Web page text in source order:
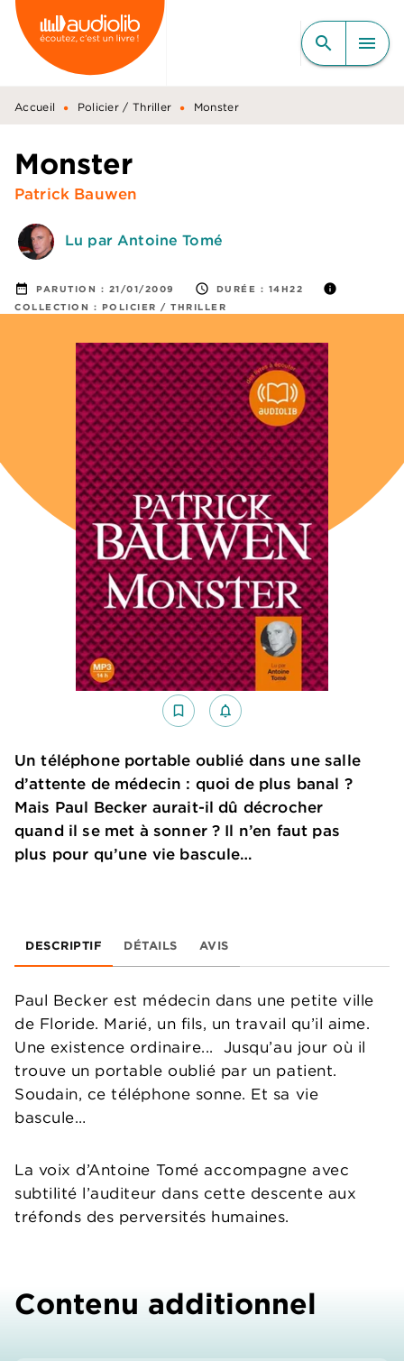
MENU RECHERCHE
CONTENU
PIED DE PAGE
search menu
Accueil • Policier / Thriller • Monster
Monster
Patrick Bauwen
Lu par Antoine Tomé
date_range PARUTION : 21/01/2009 access_time DURÉE : 14H22 info
COLLECTION : POLICIER / THRILLER
bookmark_border notifications_none_outlined
Un téléphone portable oublié dans une salle
d’attente de médecin : quoi de plus banal ?
Mais Paul Becker aurait-il dû décrocher
quand il se met à sonner ? Il n’en faut pas
plus pour qu’une vie bascule…
DESCRIPTIF DÉTAILS AVIS
Paul Becker est médecin dans une petite ville
de Floride. Marié, un fils, un travail qu’il aime.
Une existence ordinaire... Jusqu’au jour où il
trouve un portable oublié par un patient.
Soudain, ce téléphone sonne. Et sa vie
bascule…
La voix d’Antoine Tomé accompagne avec
subtilité l’auditeur dans cette descente aux
tréfonds des perversités humaines.
Contenu additionnel